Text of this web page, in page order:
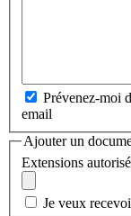
Prévenez-moi
email
Ajouter un
Extensions
Je veux